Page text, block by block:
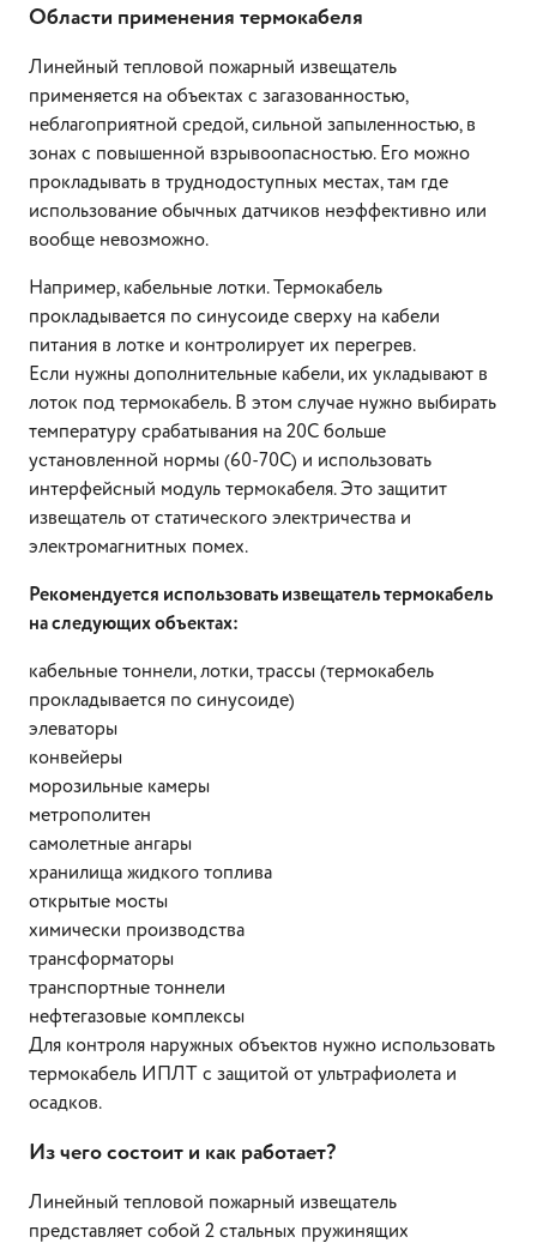
Области применения термокабеля
Линейный тепловой пожарный извещатель
применяется на объектах с загазованностью,
неблагоприятной средой, сильной запыленностью, в
зонах с повышенной взрывоопасностью. Его можно
прокладывать в труднодоступных местах, там где
использование обычных датчиков неэффективно или
вообще невозможно.
Например, кабельные лотки. Термокабель
прокладывается по синусоиде сверху на кабели
питания в лотке и контролирует их перегрев.
Если нужны дополнительные кабели, их укладывают в
лоток под термокабель. В этом случае нужно выбирать
температуру срабатывания на 20С больше
установленной нормы (60-70С) и использовать
интерфейсный модуль термокабеля. Это защитит
извещатель от статического электричества и
электромагнитных помех.
Рекомендуется использовать извещатель термокабель
на следующих объектах:
кабельные тоннели, лотки, трассы (термокабель
прокладывается по синусоиде)
элеваторы
конвейеры
морозильные камеры
метрополитен
самолетные ангары
хранилища жидкого топлива
открытые мосты
химически производства
трансформаторы
транспортные тоннели
нефтегазовые комплексы
Для контроля наружных объектов нужно использовать
термокабель ИПЛТ с защитой от ультрафиолета и
осадков.
Из чего состоит и как работает?
Линейный тепловой пожарный извещатель
представляет собой 2 стальных пружинящих